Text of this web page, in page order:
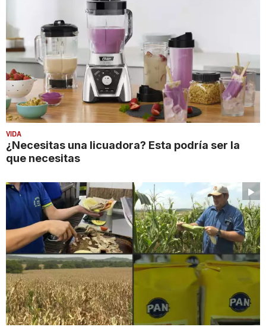
VIDA
¿Necesitas una licuadora? Esta podría ser la
que necesitas